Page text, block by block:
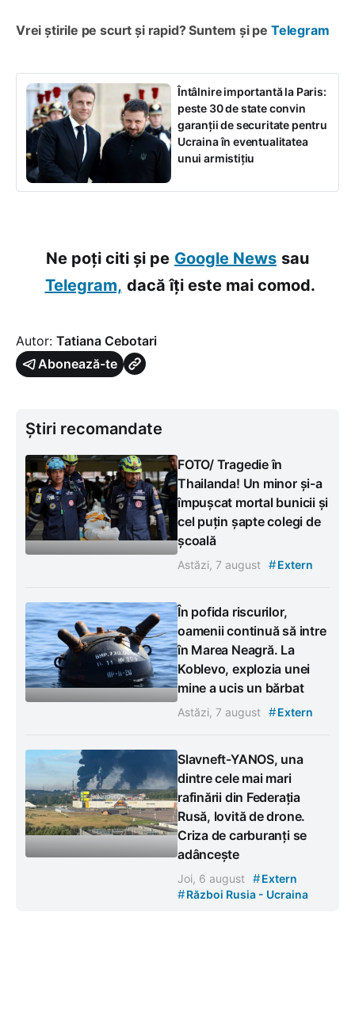
Vrei știrile pe scurt și rapid? Suntem și pe Telegram
Întâlnire importantă la Paris:
peste 30 de state convin
garanții de securitate pentru
Ucraina în eventualitatea
unui armistițiu
Ne poți citi și pe Google News sau
Telegram, dacă îți este mai comod.
Autor: Tatiana Cebotari
Abonează-te
Știri recomandate
FOTO/ Tragedie în
Thailanda! Un minor și-a
împușcat mortal bunicii și
cel puțin șapte colegi de
școală
Astăzi, 7 august #Extern
În pofida riscurilor,
oamenii continuă să intre
în Marea Neagră. La
Koblevo, explozia unei
mine a ucis un bărbat
Astăzi, 7 august #Extern
Slavneft-YANOS, una
dintre cele mai mari
rafinării din Federația
Rusă, lovită de drone.
Criza de carburanți se
adâncește
Joi, 6 august #Extern
#Război Rusia - Ucraina